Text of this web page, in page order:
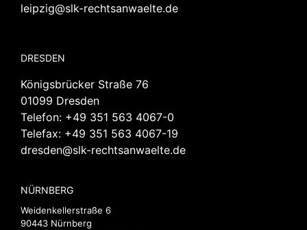
leipzig@slk-rechtsanwaelte.de
DRESDEN
Königsbrücker Straße 76
01099 Dresden
Telefon: +49 351 563 4067-0
Telefax: +49 351 563 4067-19
dresden@slk-rechtsanwaelte.de
NÜRNBERG
Weidenkellerstraße 6
90443 Nürnberg